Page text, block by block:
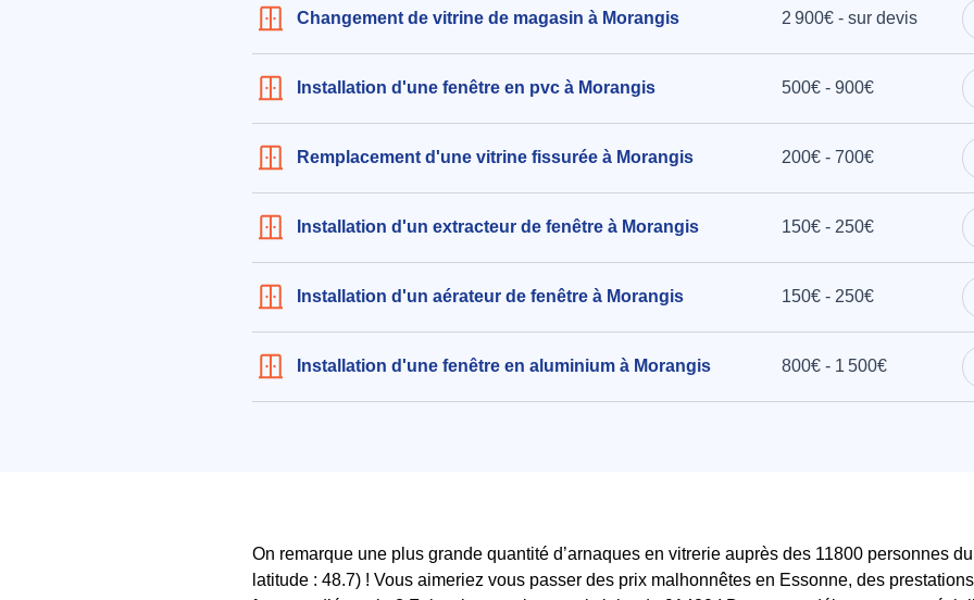
2m22 de hauteur et 50m de largeur, l'autre
de 2m22 de hauteur et 51cm de largeur,
333€ TTC
Morangis (91420)
le 24/07/2026 à 19:50
Changement de vitrine de magasin à Morangis 2 900€ - sur devis
Installation d'une fenêtre en pvc à Morangis 500€ - 900€
Remplacement d'une vitrine fissurée à Morangis 200€ - 700€
Installation d'un extracteur de fenêtre à Morangis 150€ - 250€
Installation d'un aérateur de fenêtre à Morangis 150€ - 250€
Installation d'une fenêtre en aluminium à Morangis 800€ - 1 500€
On remarque une plus grande quantité d’arnaques en vitrerie auprès des 11800 personnes
latitude : 48.7) ! Vous aimeriez vous passer des prix malhonnêtes en Essonne, des